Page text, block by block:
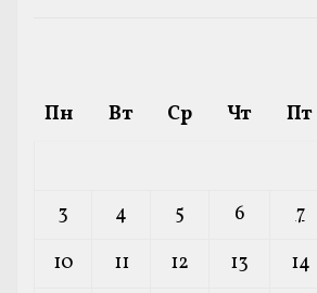
Пн
Вт Ср Чт Пт
3
4 5 6 7
10
11 12 13 14